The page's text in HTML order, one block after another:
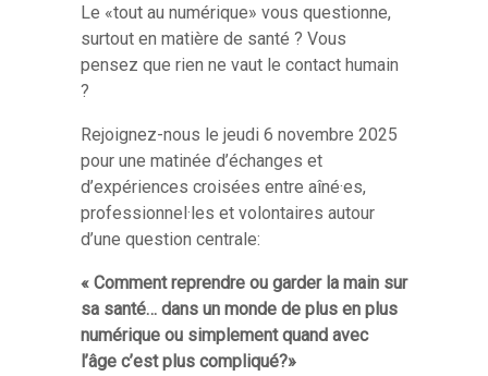
Le «tout au numérique» vous questionne,
surtout en matière de santé ? Vous
pensez que rien ne vaut le contact humain
?
Rejoignez-nous le jeudi 6 novembre 2025
pour une matinée d’échanges et
d’expériences croisées entre aîné·es,
professionnel·les et volontaires autour
d’une question centrale:
« Comment reprendre ou garder la main sur
sa santé… dans un monde de plus en plus
numérique ou simplement quand avec
l’âge c’est plus compliqué?»